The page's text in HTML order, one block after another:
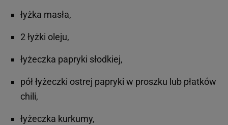
łyżka masła,
2 łyżki oleju,
łyżeczka papryki słodkiej,
pół łyżeczki ostrej papryki w proszku lub płatków
chili,
łyżeczka kurkumy,